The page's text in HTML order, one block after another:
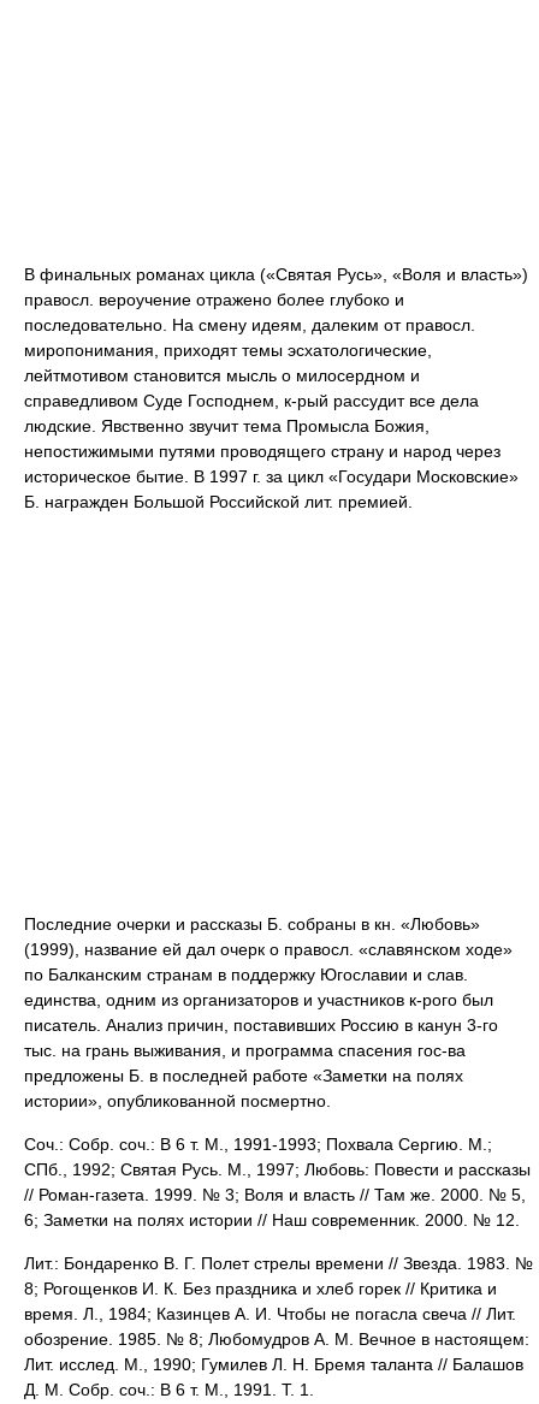
В финальных романах цикла («Святая Русь», «Воля и власть»)
правосл. вероучение отражено более глубоко и
последовательно. На смену идеям, далеким от правосл.
миропонимания, приходят темы эсхатологические,
лейтмотивом становится мысль о милосердном и
справедливом Суде Господнем, к-рый рассудит все дела
людские. Явственно звучит тема Промысла Божия,
непостижимыми путями проводящего страну и народ через
историческое бытие. В 1997 г. за цикл «Государи Московские»
Б. награжден Большой Российской лит. премией.
Последние очерки и рассказы Б. собраны в кн. «Любовь»
(1999), название ей дал очерк о правосл. «славянском ходе»
по Балканским странам в поддержку Югославии и слав.
единства, одним из организаторов и участников к-рого был
писатель. Анализ причин, поставивших Россию в канун 3-го
тыс. на грань выживания, и программа спасения гос-ва
предложены Б. в последней работе «Заметки на полях
истории», опубликованной посмертно.
Соч.: Собр. соч.: В 6 т. М., 1991-1993; Похвала Сергию. М.;
СПб., 1992; Святая Русь. М., 1997; Любовь: Повести и рассказы
// Роман-газета. 1999. № 3; Воля и власть // Там же. 2000. № 5,
6; Заметки на полях истории // Наш современник. 2000. № 12.
Лит.: Бондаренко В. Г. Полет стрелы времени // Звезда. 1983. №
8; Рогощенков И. К. Без праздника и хлеб горек // Критика и
время. Л., 1984; Казинцев А. И. Чтобы не погасла свеча // Лит.
обозрение. 1985. № 8; Любомудров А. М. Вечное в настоящем:
Лит. исслед. М., 1990; Гумилев Л. Н. Бремя таланта // Балашов
Д. М. Собр. соч.: В 6 т. М., 1991. Т. 1.